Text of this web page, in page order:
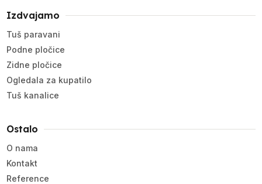
Izdvajamo
Tuš paravani
Podne pločice
Zidne pločice
Ogledala za kupatilo
Tuš kanalice
Ostalo
O nama
Kontakt
Reference